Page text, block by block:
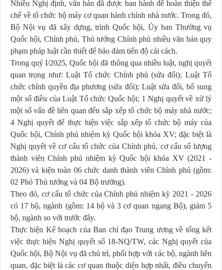
Nhiều Nghị định, văn bản đã được ban hành để hoàn thiện thể
chế về tổ chức bộ máy cơ quan hành chính nhà nước. Trong đó,
Bộ Nội vụ đã xây dựng, trình Quốc hội, Ủy ban Thường vụ
Quốc hội, Chính phủ, Thủ tướng Chính phủ nhiều văn bản quy
phạm pháp luật cần thiết để bảo đảm tiến độ cải cách.
Trong quý I/2025, Quốc hội đã thông qua nhiều luật, nghị quyết
quan trọng như: Luật Tổ chức Chính phủ (sửa đổi); Luật Tổ
chức chính quyền địa phương (sửa đổi); Luật sửa đổi, bổ sung
một số điều của Luật Tổ chức Quốc hội; 1 Nghị quyết về xử lý
một số vấn đề liên quan đến sắp xếp tổ chức bộ máy nhà nước;
4 Nghị quyết để thực hiện việc sắp xếp tổ chức bộ máy của
Quốc hội, Chính phủ nhiệm kỳ Quốc hội khóa XV; đặc biệt là
Nghị quyết về cơ cấu tổ chức của Chính phủ, cơ cấu số lượng
thành viên Chính phủ nhiệm kỳ Quốc hội khóa XV (2021 -
2026) và kiện toàn 06 chức danh thành viên Chính phủ (gồm:
02 Phó Thủ tướng và 04 Bộ trưởng).
Theo đó, cơ cấu tổ chức của Chính phủ nhiệm kỳ 2021 - 2026
có 17 bộ, ngành (gồm: 14 bộ và 3 cơ quan ngang Bộ), giảm 5
bộ, ngành so với trước đây.
Thực hiện Kế hoạch của Ban chỉ đạo Trung ương về tổng kết
việc thực hiện Nghị quyết số 18-NQ/TW, các Nghị quyết của
Quốc hội, Bộ Nội vụ đã chủ trì, phối hợp với các bộ, ngành liên
quan, đặc biệt là các cơ quan thuộc diện hợp nhất, điều chuyển